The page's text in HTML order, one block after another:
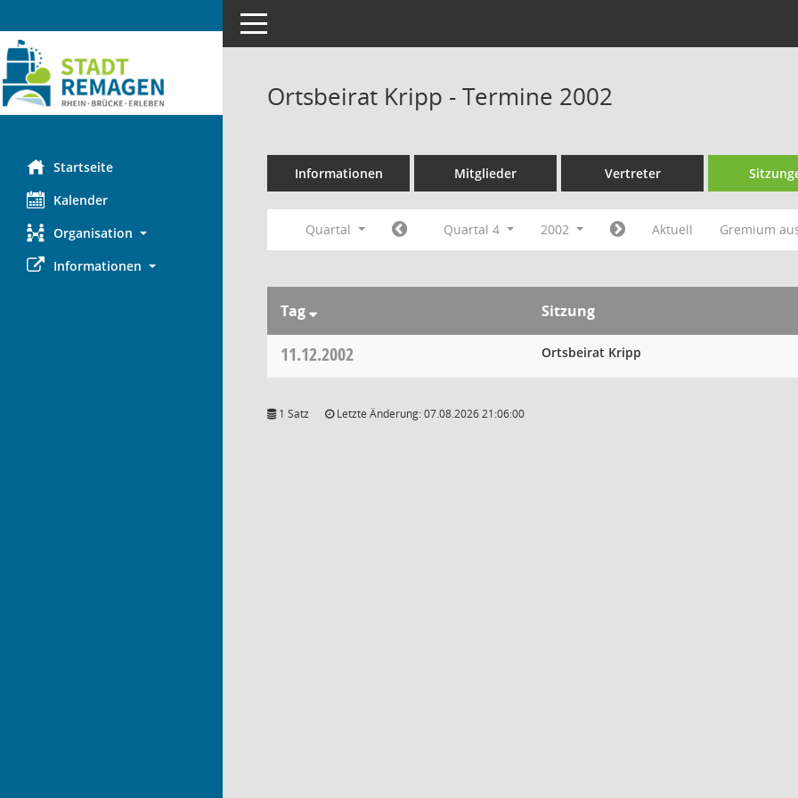
Startseite
Kalender
Organisation
Informationen
Toggle navigation
Ortsbeirat Kripp - Termine 2002
Informationen Mitglieder Vertreter
Quartal Quartal 4 2002 Aktuell Gremium
Tag Sitzung
11.12.2002 Ortsbeirat Kripp
1 Satz Letzte Änderung: 07.08.2026 21:06:00